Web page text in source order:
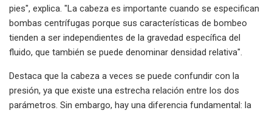
pies", explica. "La cabeza es importante cuando se especifican
bombas centrífugas porque sus características de bombeo
tienden a ser independientes de la gravedad específica del
fluido, que también se puede denominar densidad relativa".
Destaca que la cabeza a veces se puede confundir con la
presión, ya que existe una estrecha relación entre los dos
parámetros. Sin embargo, hay una diferencia fundamental: la